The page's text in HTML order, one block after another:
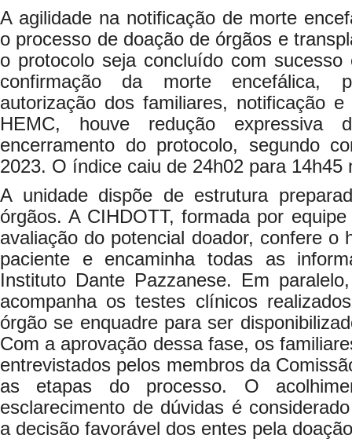
A agilidade na notificação de morte
o processo de doação de órgãos e
o protocolo seja concluído com
confirmação da morte encefálica,
autorização dos familiares, notificação
HEMC, houve redução expressiva
encerramento do protocolo, segundo
2023. O índice caiu de 24h02 para 14h45
A unidade dispõe de estrutura
órgãos. A CIHDOTT, formada por
avaliação do potencial doador, confere o
paciente e encaminha todas as
Instituto Dante Pazzanese. Em
acompanha os testes clínicos
órgão se enquadre para ser
Com a aprovação dessa fase, os
entrevistados pelos membros da
as etapas do processo. O
esclarecimento de dúvidas é
a decisão favorável dos entes pela